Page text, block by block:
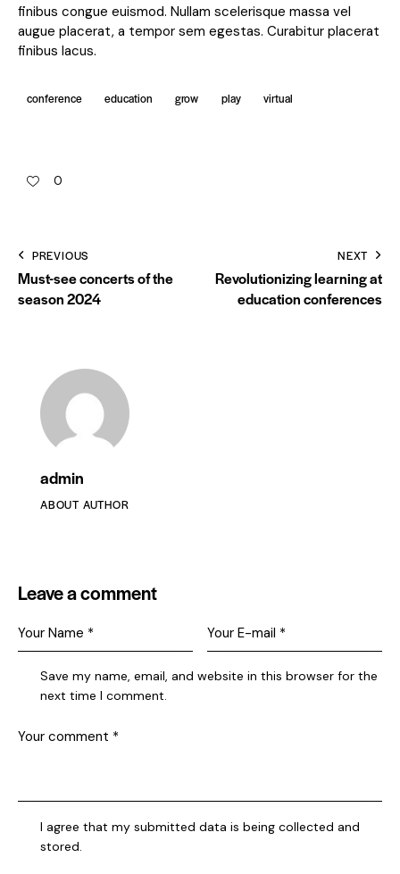
finibus congue euismod. Nullam scelerisque massa vel
augue placerat, a tempor sem egestas. Curabitur placerat
finibus lacus.
conference education grow play virtual
0
PREVIOUS
Must-see concerts of the
season 2024
NEXT
Revolutionizing learning at
education conferences
admin
ABOUT AUTHOR
Leave a comment
Save my name, email, and website in this browser for the
next time I comment.
I agree that my submitted data is being collected and
stored.